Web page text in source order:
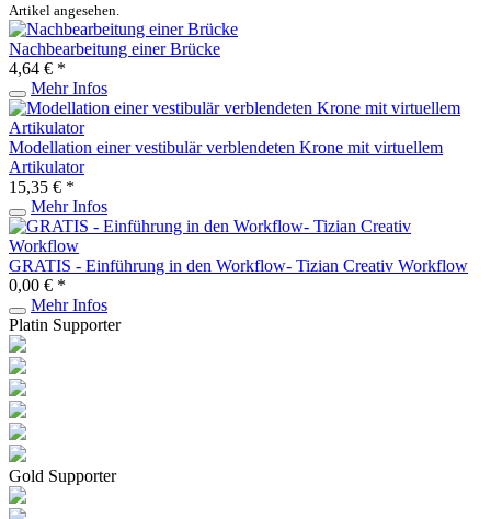
Artikel angesehen.
Nachbearbeitung einer Brücke
4,64 € *
Mehr Infos
Modellation einer vestibulär verblendeten Krone mit virtuellem
Artikulator
15,35 € *
Mehr Infos
GRATIS - Einführung in den Workflow- Tizian Creativ Workflow
0,00 € *
Mehr Infos
Platin Supporter
Gold Supporter